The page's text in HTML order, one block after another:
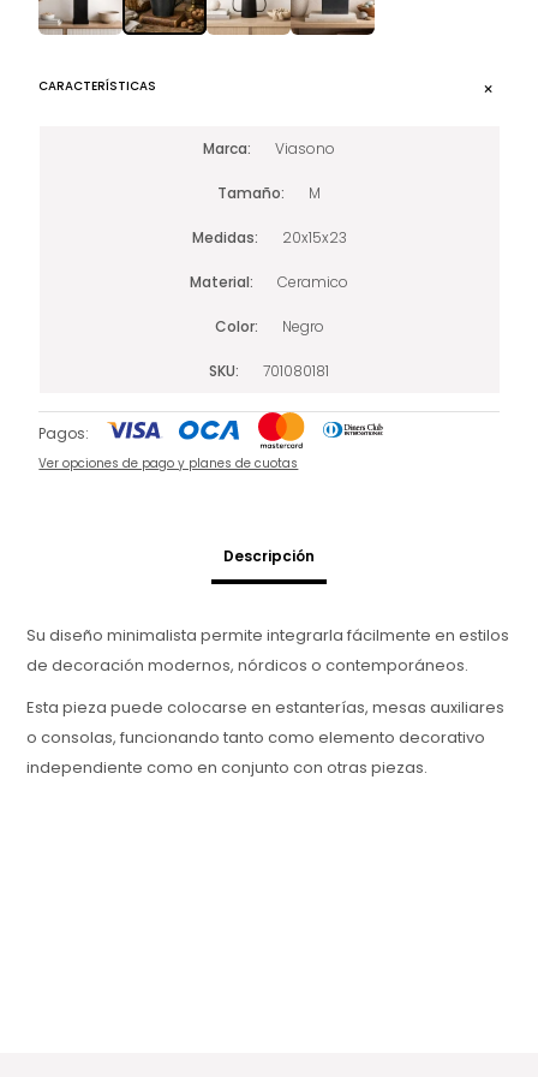
CARACTERÍSTICAS
Marca Viasono
Tamaño M
Medidas 20x15x23
Material Ceramico
Color Negro
SKU 701080181
Pagos:
Ver opciones de pago y planes de cuotas
Descripción
Su diseño minimalista permite integrarla fácilmente en estilos
de decoración modernos, nórdicos o contemporáneos.
Esta pieza puede colocarse en estanterías, mesas auxiliares
o consolas, funcionando tanto como elemento decorativo
independiente como en conjunto con otras piezas.